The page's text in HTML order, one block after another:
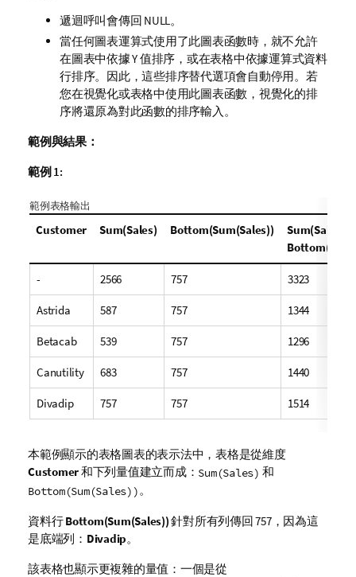
遞迴呼叫會傳回 NULL。
當任何圖表運算式使用了此圖表函數時，就不允許
在圖表中依據 Y 值排序，或在表格中依據運算式資料
行排序。因此，這些排序替代選項會自動停用。若
您在視覺化或表格中使用此圖表函數，視覺化的排
序將還原為對此函數的排序輸入。
範例與結果：
範例 1:
範例表格輸出
Customer Sum(Sales) Bottom(Sum(Sales))
Sum(Sales) +
- 2566 757 3323
Astrida 587 757 1344
Betacab 539 757 1296
Canutility 683 757 1440
Divadip 757 757 1514
本範例顯示的表格圖表的表示法中，表格是從維度
Customer和下列量值建立而成： Sum(Sales) 和
Bottom(Sum(Sales))。
資料行Bottom(Sum(Sales))針對所有列傳回 757，因為這
是底端列： Divadip。
該表格也顯示更複雜的量值：一個是從